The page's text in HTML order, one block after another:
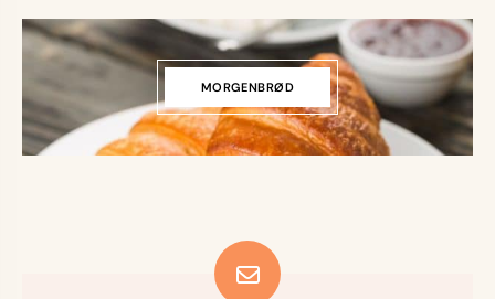
MORGENBRØD